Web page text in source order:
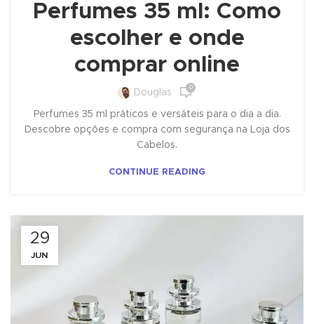
Perfumes 35 ml: Como
escolher e onde
comprar online
Douglas 0
Perfumes 35 ml práticos e versáteis para o dia a dia.
Descobre opções e compra com segurança na Loja dos
Cabelos.
CONTINUE READING
29
JUN